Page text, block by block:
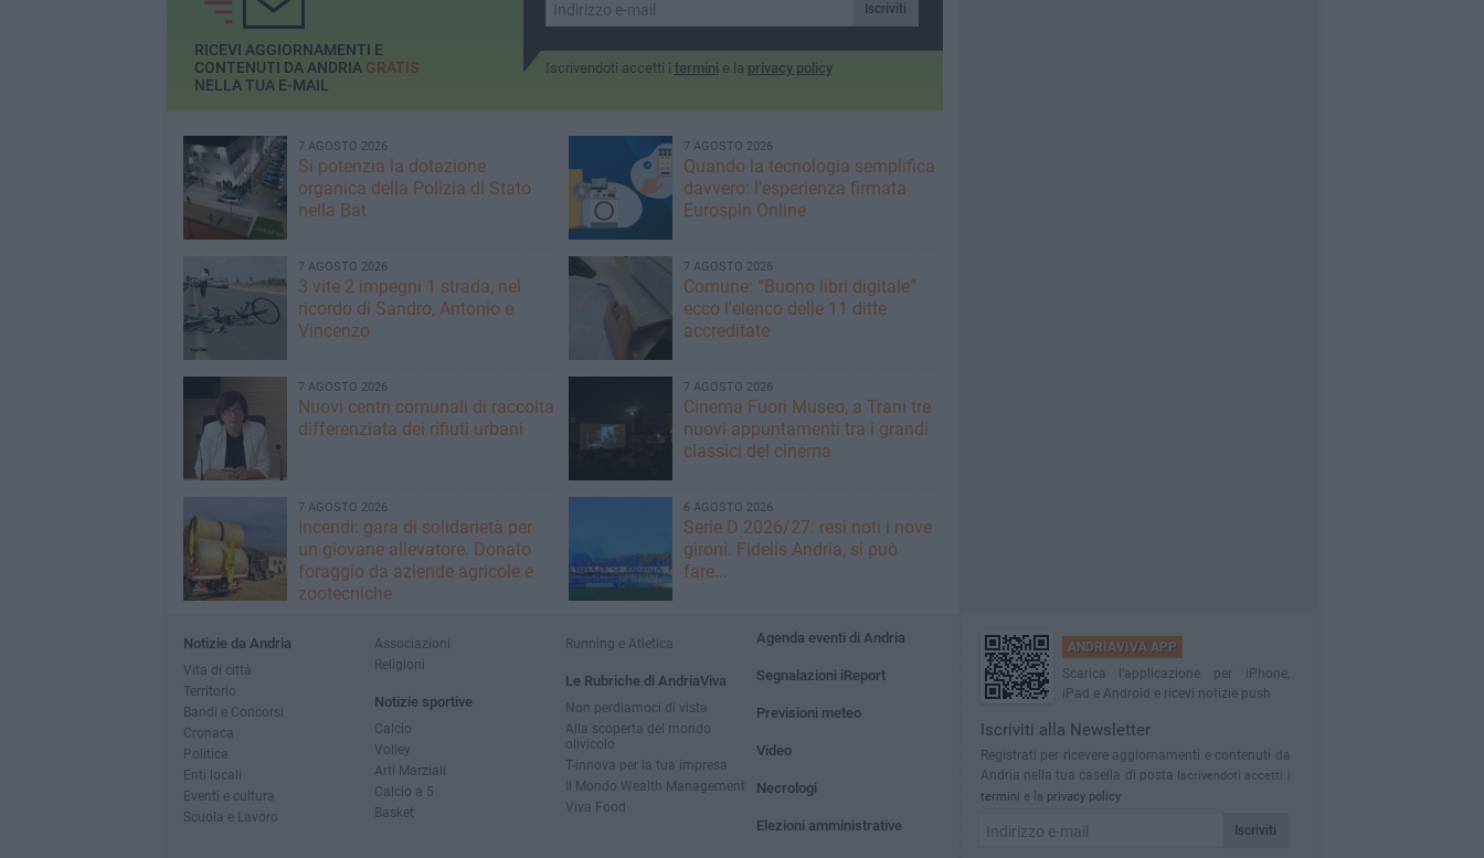
Iscriviti
Iscrivendoti accetti i termini e la privacy policy
RICEVI AGGIORNAMENTI E
CONTENUTI DA ANDRIA GRATIS
NELLA TUA E-MAIL
7 AGOSTO 2026
Si potenzia la dotazione
organica della Polizia di Stato
nella Bat
7 AGOSTO 2026
Quando la tecnologia semplifica
davvero: l’esperienza firmata
Eurospin Online
7 AGOSTO 2026
3 vite 2 impegni 1 strada, nel
ricordo di Sandro, Antonio e
Vincenzo
7 AGOSTO 2026
Comune: “Buono libri digitale”
ecco l'elenco delle 11 ditte
accreditate
7 AGOSTO 2026
Nuovi centri comunali di raccolta
differenziata dei rifiuti urbani
7 AGOSTO 2026
Cinema Fuori Museo, a Trani tre
nuovi appuntamenti tra i grandi
classici del cinema
7 AGOSTO 2026
Incendi: gara di solidarietà per
un giovane allevatore. Donato
foraggio da aziende agricole e
zootecniche
6 AGOSTO 2026
Serie D 2026/27: resi noti i nove
gironi. Fidelis Andria, si può
fare...
Notizie da Andria
Vita di città
Territorio
Bandi e Concorsi
Cronaca
Politica
Enti locali
Eventi e cultura
Scuola e Lavoro
Associazioni
Religioni
Notizie sportive
Calcio
Volley
Arti Marziali
Calcio a 5
Basket
Running e Atletica
Le Rubriche di AndriaViva
Non perdiamoci di vista
Alla scoperta del mondo
olivicolo
T-innova per la tua impresa
Il Mondo Wealth Management
Viva Food
Agenda eventi di Andria
Segnalazioni iReport
Previsioni meteo
Video
Necrologi
Elezioni amministrative
ANDRIAVIVA APP
Scarica l'applicazione per iPhone,
iPad e Android e ricevi notizie push
Iscriviti alla Newsletter
Registrati per ricevere aggiornamenti e contenuti da
Andria nella tua casella di posta Iscrivendoti accetti i
termini e la privacy policy
Iscriviti